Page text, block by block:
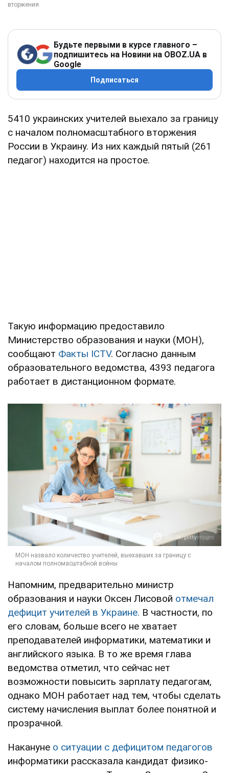
Будьте первыми в курсе главного –
подпишитесь на Новини на OBOZ.UA в
Google
Подписаться
5410 украинских учителей выехало за границу
с началом полномасштабного вторжения
России в Украину. Из них каждый пятый (261
педагог) находится на простое.
Такую информацию предоставило
Министерство образования и науки (МОН),
сообщают Факты ICTV. Согласно данным
образовательного ведомства, 4393 педагога
работает в дистанционном формате.
Напомним, предварительно министр
образования и науки Оксен Лисовой отмечал
дефицит учителей в Украине. В частности, по
его словам, больше всего не хватает
преподавателей информатики, математики и
английского языка. В то же время глава
ведомства отметил, что сейчас нет
возможности повысить зарплату педагогам,
однако МОН работает над тем, чтобы сделать
систему начисления выплат более понятной и
прозрачной.
Накануне о ситуации с дефицитом педагогов
информатики рассказала кандидат физико-